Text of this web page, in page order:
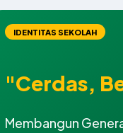
IDENTITAS SEKOLAH
"Cerdas,
Membangun